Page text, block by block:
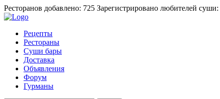
Ресторанов добавлено: 725 Зарегистрировано любителей суши:
Рецепты
Рестораны
Суши бары
Доставка
Объявления
Форум
Гурманы